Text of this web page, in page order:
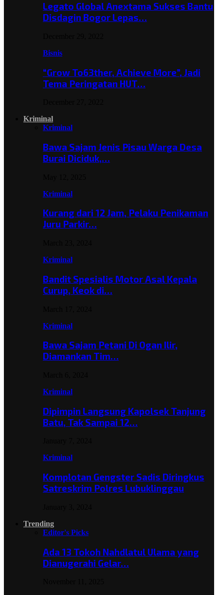
Legato Global Anextama Sukses Bantu
Disdagin Bogor Lepas…
Bisnis
“Grow To63ther, Achieve More”, Jadi
Tema Peringatan HUT…
Kriminal
Kriminal
Bawa Sajam Jenis Pisau Warga Desa
Burai Diciduk,…
Kriminal
Kurang dari 12 Jam, Pelaku Penikaman
Juru Parkir…
Kriminal
Bandit Spesialis Motor Asal Kepala
Curup, Keok di…
Kriminal
Bawa Sajam Petani Di Ogan Ilir,
Diamankan Tim…
Kriminal
Dipimpin Langsung Kapolsek Tanjung
Batu, Tak Sampai 12…
Kriminal
Komplotan Gengster Sadis Diringkus
Satreskrim Polres Lubuklinggau
Trending
Editor's Picks
Ada 13 Tokoh Nahdlatul Ulama yang
Dianugerahi Gelar…